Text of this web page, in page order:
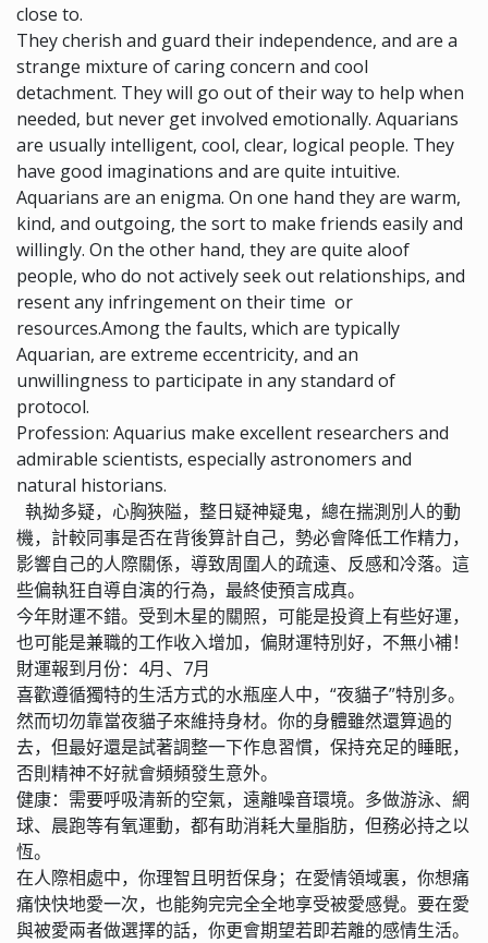
close to.
They cherish and guard their independence, and are a
strange mixture of caring concern and cool
detachment. They will go out of their way to help when
needed, but never get involved emotionally. Aquarians
are usually intelligent, cool, clear, logical people. They
have good imaginations and are quite intuitive.
Aquarians are an enigma. On one hand they are warm,
kind, and outgoing, the sort to make friends easily and
willingly. On the other hand, they are quite aloof
people, who do not actively seek out relationships, and
resent any infringement on their time or
resources.Among the faults, which are typically
Aquarian, are extreme eccentricity, and an
unwillingness to participate in any standard of
protocol.
Profession: Aquarius make excellent researchers and
admirable scientists, especially astronomers and
natural historians.
執拗多疑，心胸狹隘，整日疑神疑鬼，總在揣測別人的動
機，計較同事是否在背後算計自己，勢必會降低工作精力，
影響自己的人際關係，導致周圍人的疏遠、反感和冷落。這
些偏執狂自導自演的行為，最終使預言成真。
今年財運不錯。受到木星的關照，可能是投資上有些好運，
也可能是兼職的工作收入增加，偏財運特別好，不無小補！
財運報到月份：4月、7月
喜歡遵循獨特的生活方式的水瓶座人中，“夜貓子”特別多。
然而切勿靠當夜貓子來維持身材。你的身體雖然還算過的
去，但最好還是試著調整一下作息習慣，保持充足的睡眠，
否則精神不好就會頻頻發生意外。
健康：需要呼吸清新的空氣，遠離噪音環境。多做游泳、網
球、晨跑等有氧運動，都有助消耗大量脂肪，但務必持之以
恆。
在人際相處中，你理智且明哲保身；在愛情領域裏，你想痛
痛快快地愛一次，也能夠完完全全地享受被愛感覺。要在愛
與被愛兩者做選擇的話，你更會期望若即若離的感情生活。